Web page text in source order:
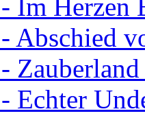
Im Herzen
Abschied
Echter